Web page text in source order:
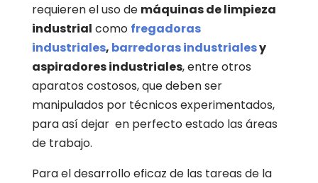
requieren el uso de máquinas de limpieza
industrial como fregadoras
industriales, barredoras industrialesy
aspiradores industriales, entre otros
aparatos costosos, que deben ser
manipulados por técnicos experimentados,
para así dejar en perfecto estado las áreas
de trabajo.
Para el desarrollo eficaz de las tareas de la